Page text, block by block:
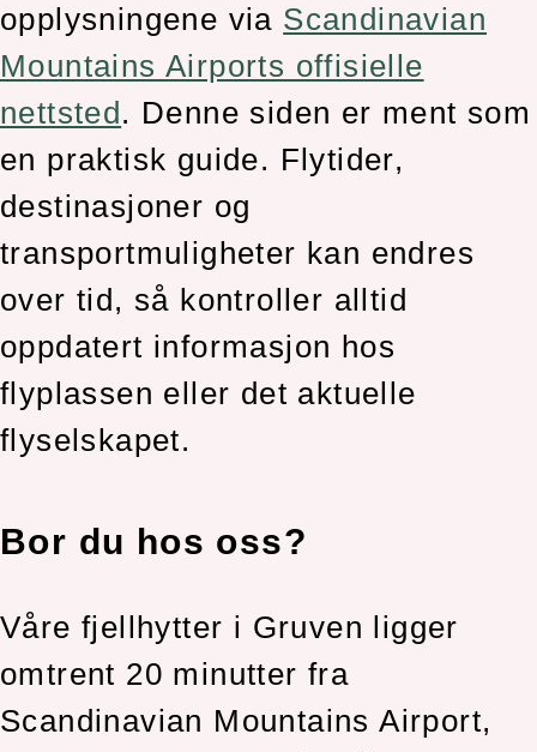
opplysningene via Scandinavian
Mountains Airports offisielle
nettsted. Denne siden er ment som
en praktisk guide. Flytider,
destinasjoner og
transportmuligheter kan endres
over tid, så kontroller alltid
oppdatert informasjon hos
flyplassen eller det aktuelle
flyselskapet.
Bor du hos oss?
Våre fjellhytter i Gruven ligger
omtrent 20 minutter fra
Scandinavian Mountains Airport,